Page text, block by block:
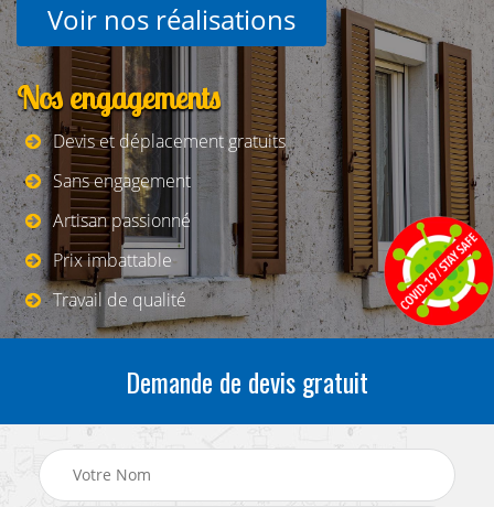
Voir nos réalisations
Nos engagements
Devis et déplacement gratuits
Sans engagement
Artisan passionné
Prix imbattable
Travail de qualité
Demande de devis gratuit